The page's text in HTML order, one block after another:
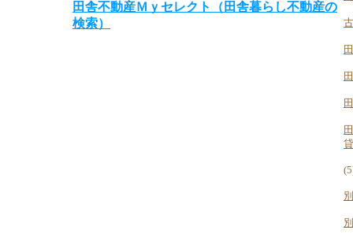
田舎不動産Ｍｙセレクト（田舎暮らし不動産の
検索）